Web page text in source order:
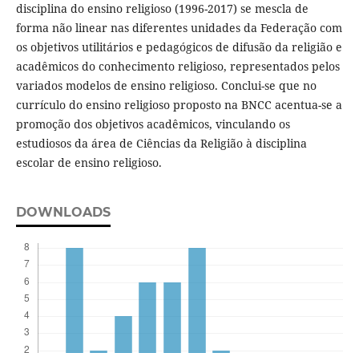
disciplina do ensino religioso (1996-2017) se mescla de
forma não linear nas diferentes unidades da Federação com
os objetivos utilitários e pedagógicos de difusão da religião e
acadêmicos do conhecimento religioso, representados pelos
variados modelos de ensino religioso. Conclui-se que no
currículo do ensino religioso proposto na BNCC acentua-se a
promoção dos objetivos acadêmicos, vinculando os
estudiosos da área de Ciências da Religião à disciplina
escolar de ensino religioso.
DOWNLOADS